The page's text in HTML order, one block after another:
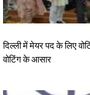
दिल्ली में मेयर पद के लिए
वोटिंग के आसार